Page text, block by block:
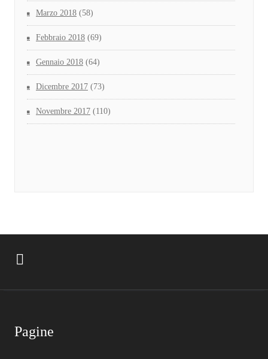
Marzo 2018 (58)
Febbraio 2018 (69)
Gennaio 2018 (64)
Dicembre 2017 (73)
Novembre 2017 (110)
Pagine